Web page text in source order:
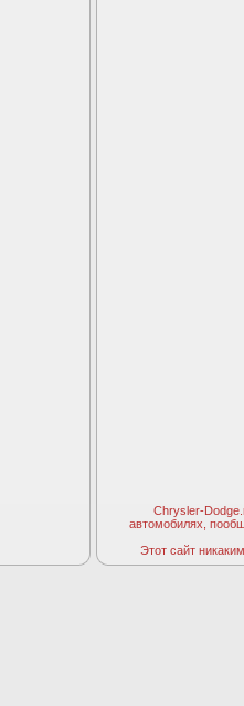
Chrysler-
автомобилях,
Этот сайт